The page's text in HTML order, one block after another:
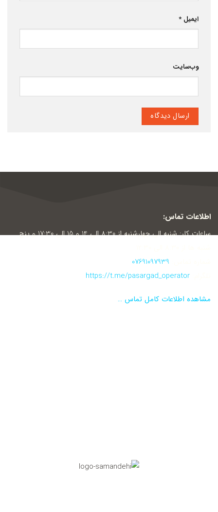
ایمیل*
وب‌سایت
اطلاعات تماس:
ساعات کار: شنبه الی چهارشنبه از 8:30 الی 14 و 15 الی 17:30 و پنج
07691097939
https://t.me/pasargad_operator
مشاهده اطلاعات کامل تماس …